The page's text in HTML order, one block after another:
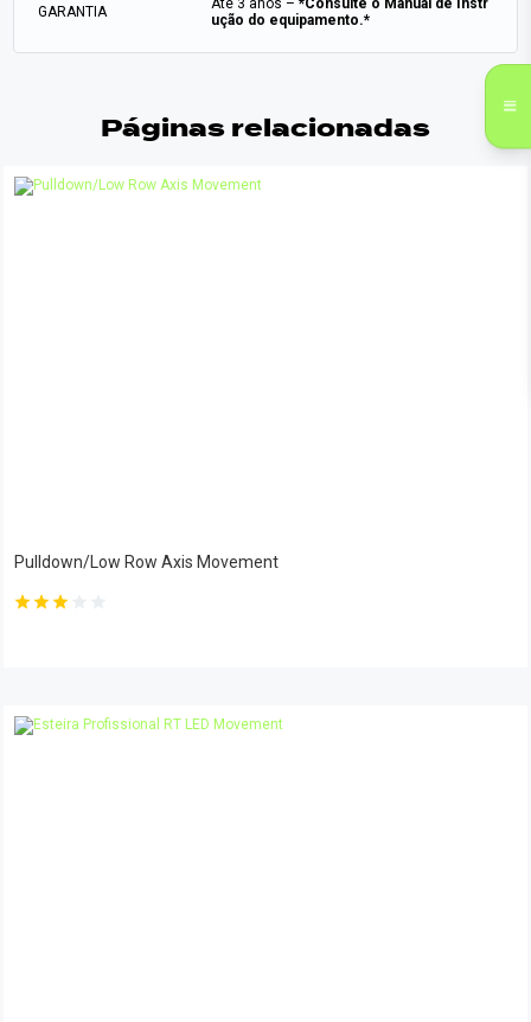
GARANTIA Até 3 anos –*Consulte o Manual de Instr
ução do equipamento.*
Páginas relacionadas
Pulldown/Low Row Axis Movement